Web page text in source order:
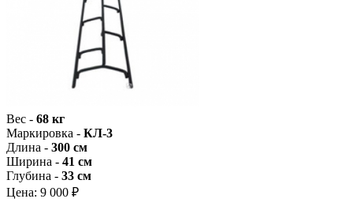
Вес - 68 кг
Маркировка - КЛ-3
Длина - 300 см
Ширина - 41 см
Глубина - 33 см
Цена: 9 000 ₽